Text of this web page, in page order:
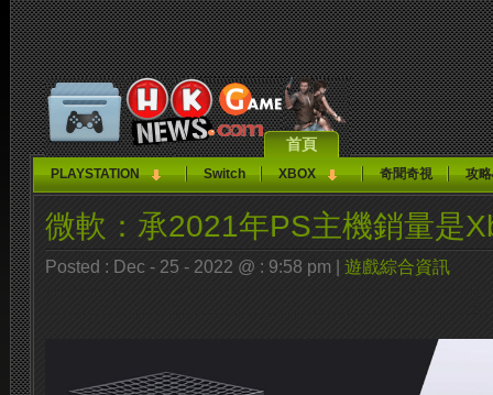
首頁
PLAYSTATION Switch XBOX 奇聞奇視 攻
微軟：承2021年PS主機銷量是
Posted : Dec - 25 - 2022 @ : 9:58 pm | 遊戲綜合資訊